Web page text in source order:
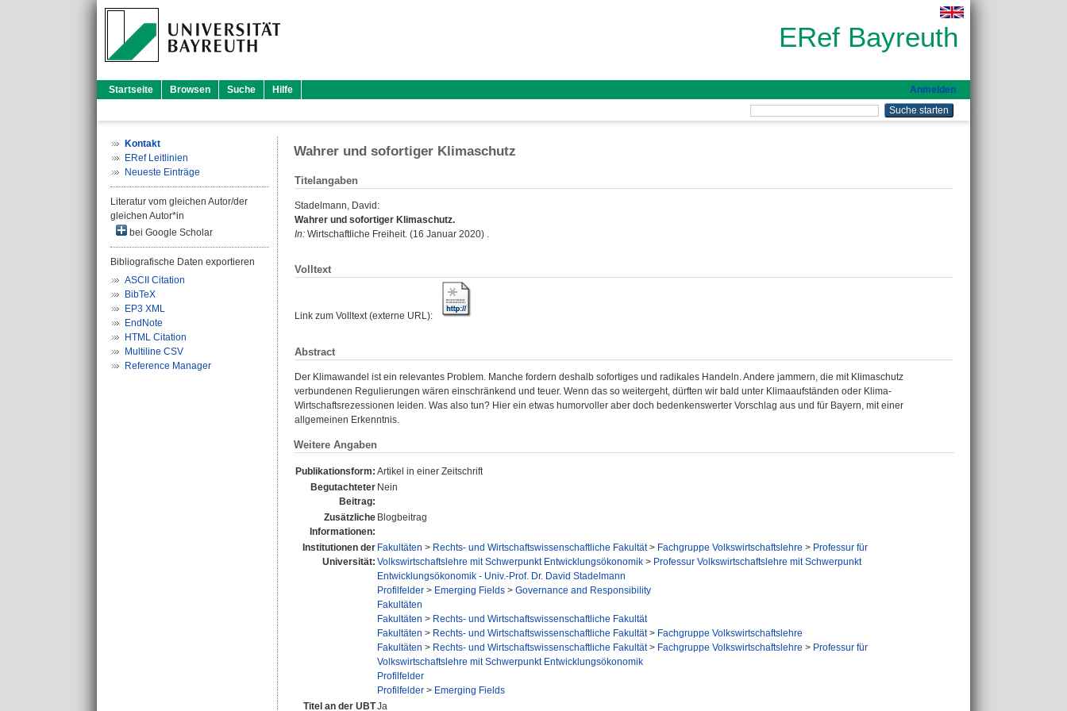
ERef Bayreuth
Startseite Browsen Suche Hilfe Anmelden
Kontakt
ERef Leitlinien
Neueste Einträge
Literatur vom gleichen Autor/der
gleichen Autor*in
bei Google Scholar
Bibliografische Daten exportieren
ASCII Citation
BibTeX
EP3 XML
EndNote
HTML Citation
Multiline CSV
Reference Manager
Wahrer und sofortiger Klimaschutz
Titelangaben
Stadelmann, David :
Wahrer und sofortiger Klimaschutz.
In: Wirtschaftliche Freiheit. (16 Januar 2020) .
Volltext
Link zum Volltext (externe URL):
Abstract
Der Klimawandel ist ein relevantes Problem. Manche fordern deshalb sofortiges und radikales Handeln. Andere jammern, die mit Klimaschutz
verbundenen Regulierungen wären einschränkend und teuer. Wenn das so weitergeht, dürften wir bald unter Klimaaufständen oder Klima-
Wirtschaftsrezessionen leiden. Was also tun? Hier ein etwas humorvoller aber doch bedenkenswerter Vorschlag aus und für Bayern, mit einer
allgemeinen Erkenntnis.
Weitere Angaben
Publikationsform: Artikel in einer Zeitschrift
Begutachteter
Beitrag:
Nein
Zusätzliche
Informationen:
Blogbeitrag
Institutionen der
Universität:
Fakultäten > Rechts- und Wirtschaftswissenschaftliche Fakultät> Fachgruppe Volkswirtschaftslehre > Professur für
Volkswirtschaftslehre mit Schwerpunkt Entwicklungsökonomik > Professur Volkswirtschaftslehre mit Schwerpunkt
Entwicklungsökonomik - Univ.-Prof. Dr. David Stadelmann
Profilfelder > Emerging Fields > Governance and Responsibility
Fakultäten
Fakultäten > Rechts- und Wirtschaftswissenschaftliche Fakultät
Fakultäten > Rechts- und Wirtschaftswissenschaftliche Fakultät> Fachgruppe Volkswirtschaftslehre
Fakultäten > Rechts- und Wirtschaftswissenschaftliche Fakultät> Fachgruppe Volkswirtschaftslehre > Professur für
Volkswirtschaftslehre mit Schwerpunkt Entwicklungsökonomik
Profilfelder
Profilfelder > Emerging Fields
Titel an der UBTJa